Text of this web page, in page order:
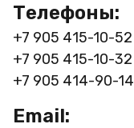
Телефоны:
+7 905 415-10-52
+7 905 415-10-32
+7 905 414-90-14
Email: